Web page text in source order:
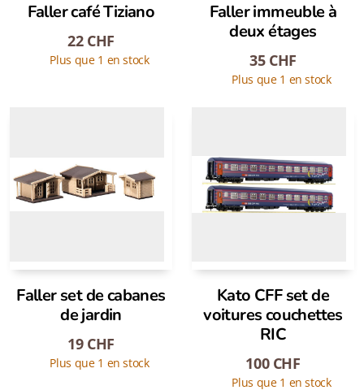
Faller café Tiziano
22CHF
Plus que 1 en stock
Faller immeuble à
deux étages
35CHF
Plus que 1 en stock
Faller set de cabanes
de jardin
19CHF
Plus que 1 en stock
Kato CFF set de
voitures couchettes
RIC
100CHF
Plus que 1 en stock